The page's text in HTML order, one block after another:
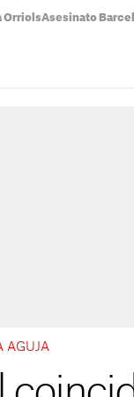
OrriolsAsesinato
AGUJA